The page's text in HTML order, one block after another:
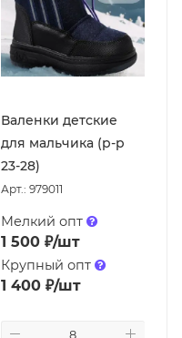
Валенки детские
для мальчика (р-р
23-28)
Арт.: 979011
Мелкий опт
1 500₽/шт
Крупный опт
1 400₽/шт